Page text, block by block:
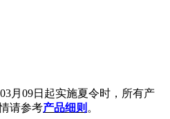
月09日起实施夏令时，所有产
请参考产品细则 。